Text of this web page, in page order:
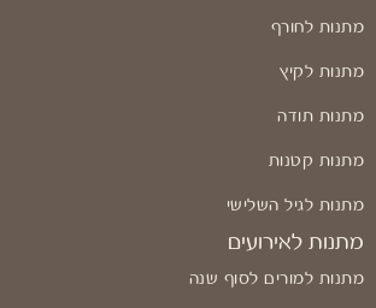
מתנות לחורף
מתנות לקיץ
מתנות תודה
מתנות קטנות
מתנות לגיל השלישי
מתנות לאירועים
מתנות למורים לסוף שנה